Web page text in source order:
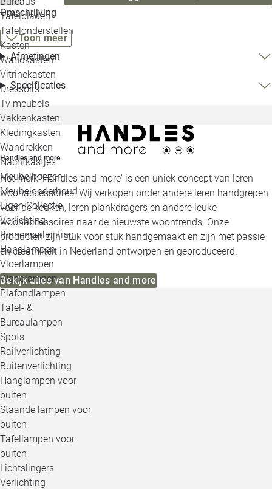
Tafelbladen
Tafelonderstellen
Kasten
Wandkasten
Vitrinekasten
Dressoirs
Tv meubels
Vakkenkasten
Kledingkasten
Wandrekken
Nachtkastjes
Meubelhoezen
Meubelonderhoud
Eigen Collectie
Verlichting
Binnenverlichting
Hanglampen
Vloerlampen
Wandlampen
Plafondlampen
Tafel- &
Bureaulampen
Spots
Railverlichting
Buitenverlichting
Hanglampen voor
buiten
Staande lampen voor
buiten
Tafellampen voor
buiten
Lichtslingers
Verlichting
Omschrijving
Toon meer
Afmetingen
Specificaties
Handles and more
Het merk 'Handles and more' is een uniek concept van leren
woonaccessoires. Wij verkopen onder andere leren handgrepen
voor de keuken, leren plankdragers en andere leuke
woonaccessoires naar de nieuwste woontrends. Onze
producten zijn stuk voor stuk handgemaakt en zijn met passie
en creativiteit in Nederland ontworpen en geproduceerd.
Bekijk alles van Handles and more